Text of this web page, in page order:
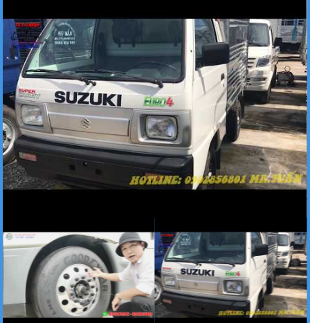
Xe tải Foton 990kg
Xe tải Foton 990kg
Xe tải Foton 990kg